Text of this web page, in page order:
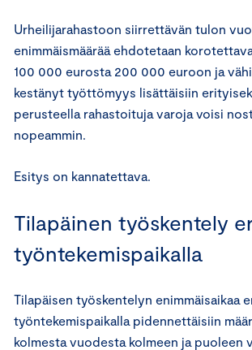
Urheilijarahastoon siirrettävän tulon
enimmäismäärää ehdotetaan
100 000 eurosta 200 000 euroon ja
kestänyt työttömyys lisättäisiin
perusteella rahastoituja varoja voisi
nopeammin.
Esitys on kannatettava.
Tilapäinen työskentely
työntekemispaikalla
Tilapäisen työskentelyn enimmäisaikaa
työntekemispaikalla pidennettäisiin
kolmesta vuodesta kolmeen ja puoleen